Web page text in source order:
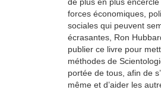
forces économiques,
sociales qui peuvent
écrasantes, Ron
publier ce livre pour
méthodes de
portée de tous, afin de
même et d’aider les